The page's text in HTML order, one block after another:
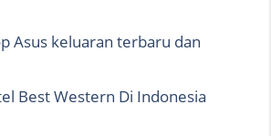
Asus keluaran terbaru dan
Best Western Di Indonesia